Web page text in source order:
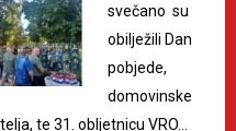
svečano su
obilježili Dan
pobjede,
domovinske
te 31. obljetnicu VRO…